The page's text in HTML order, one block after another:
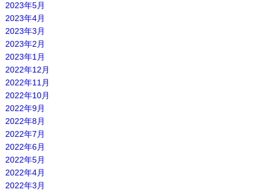
2023年5月
2023年4月
2023年3月
2023年2月
2023年1月
2022年12月
2022年11月
2022年10月
2022年9月
2022年8月
2022年7月
2022年6月
2022年5月
2022年4月
2022年3月